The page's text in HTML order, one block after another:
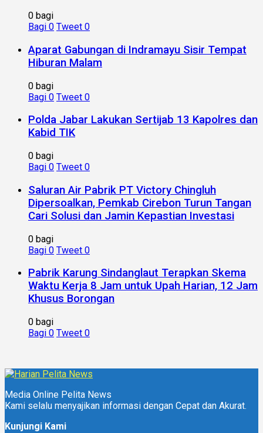
0 bagi
Bagi 0 Tweet 0
Aparat Gabungan di Indramayu Sisir Tempat
Hiburan Malam
0 bagi
Bagi 0 Tweet 0
Polda Jabar Lakukan Sertijab 13 Kapolres dan
Kabid TIK
0 bagi
Bagi 0 Tweet 0
Saluran Air Pabrik PT Victory Chingluh
Dipersoalkan, Pemkab Cirebon Turun Tangan
Cari Solusi dan Jamin Kepastian Investasi
0 bagi
Bagi 0 Tweet 0
Pabrik Karung Sindanglaut Terapkan Skema
Waktu Kerja 8 Jam untuk Upah Harian, 12 Jam
Khusus Borongan
0 bagi
Bagi 0 Tweet 0
Media Online Pelita News
Kami selalu menyajikan informasi dengan Cepat dan Akurat.
Kunjungi Kami